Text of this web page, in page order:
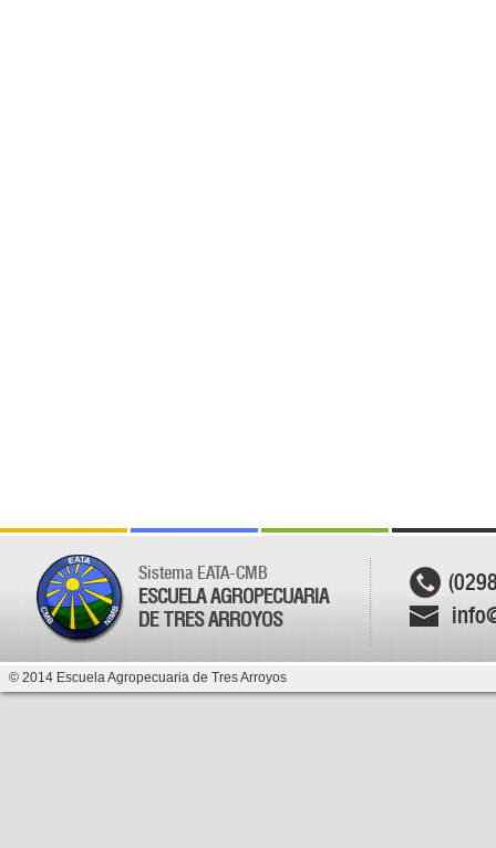
Sistema EATA-CMB
ESCUELA AGROPECUARIA
DE TRES ARROYOS
© 2014 Escuela Agropecuaria de Tres Arroyos